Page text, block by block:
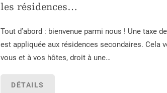
les résidences…
Tout d’abord : bienvenue parmi nous ! Une taxe
est appliquée aux résidences secondaires. Cela
vous et à vos hôtes, droit à une…
DÉTAILS